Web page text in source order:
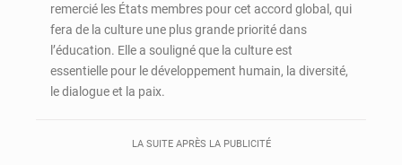
remercié les États membres pour cet accord global, qui
fera de la culture une plus grande priorité dans
l’éducation. Elle a souligné que la culture est
essentielle pour le développement humain, la diversité,
le dialogue et la paix.
LA SUITE APRÈS LA PUBLICITÉ